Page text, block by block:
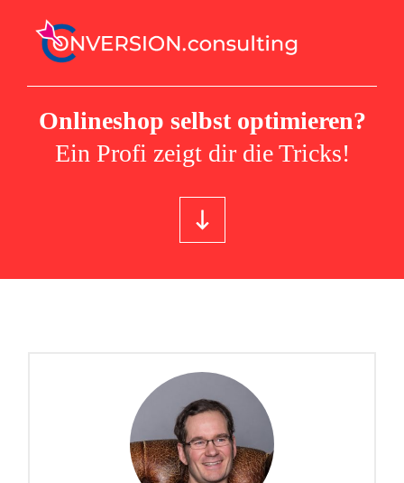
Onlineshop selbst optimieren?
Ein Profi zeigt dir die Tricks!